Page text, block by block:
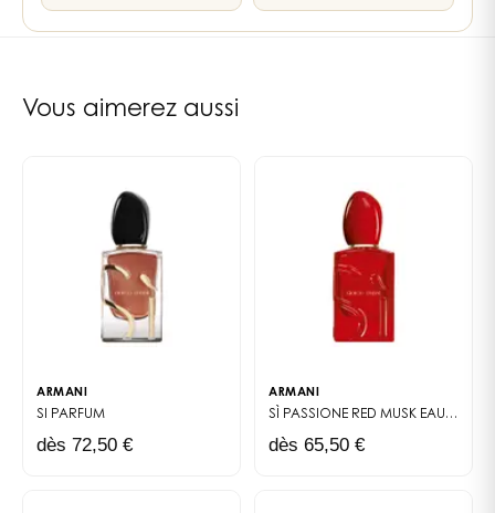
— fidèle à l’esprit de la maison et à la promesse d’un
voyage qui vous ressemble.
liens internes vers les pages notes, familles et
Vous aimerez aussi
ARMANI
SI PARFUM
dès 72,50 €
ARMANI
SÌ PASSIONE RED MUSK EAU DE PARFUM
dès 65,50 €